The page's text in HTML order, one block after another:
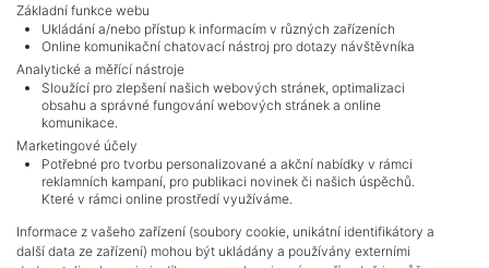
NAVIGACE
Terms and conditions
Protection of personal data
Základní funkce webu
Ukládání a/nebo přístup k informacím v různých zařízeních
Online komunikační chatovací nástroj pro dotazy návštěvníka
Analytické a měřící nástroje
Sloužící pro zlepšení našich webových stránek, optimalizaci
obsahu a správné fungování webových stránek a online
komunikace.
Marketingové účely
Potřebné pro tvorbu personalizované a akční nabídky v rámci
reklamních kampaní, pro publikaci novinek či našich úspěchů.
Které v rámci online prostředí využíváme.
Informace z vašeho zařízení (soubory cookie, unikátní identifikátory a
další data ze zařízení) mohou být ukládány a používány externími